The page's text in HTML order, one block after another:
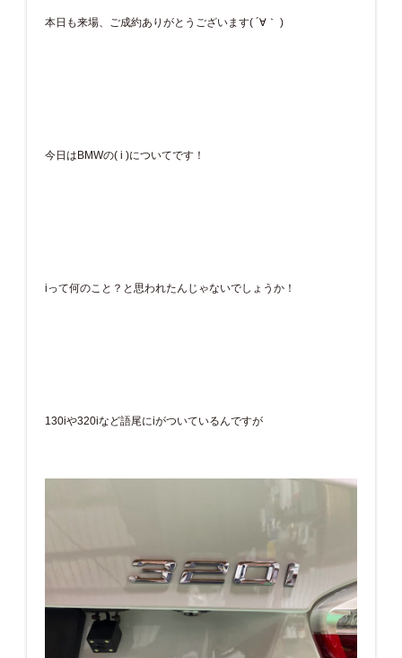
本日も来場、ご成約ありがとうございます( ´∀｀ )
今日はBMWの( i )についてです！
iって何のこと？と思われたんじゃないでしょうか！
130iや320iなど語尾にiがついているんですが